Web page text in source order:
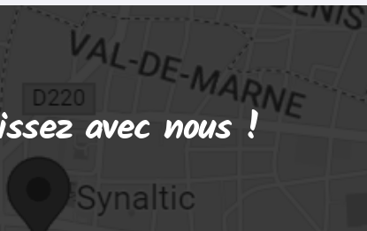
avec nous !